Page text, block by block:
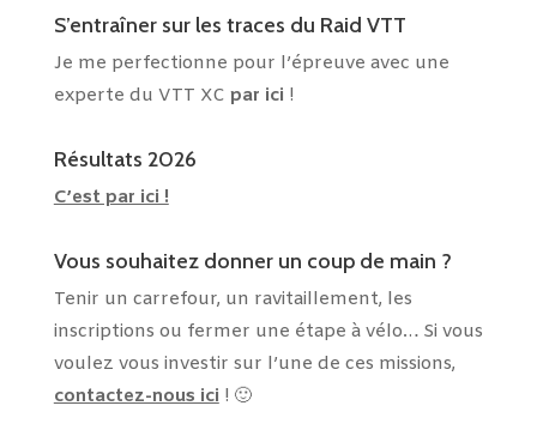
S’entraîner sur les traces du Raid VTT
Je me perfectionne pour l’épreuve avec une
experte du VTT XC par ici !
Résultats 2026
C’est par ici !
Vous souhaitez donner un coup de main ?
Tenir un carrefour, un ravitaillement, les
inscriptions ou fermer une étape à vélo… Si vous
voulez vous investir sur l’une de ces missions,
contactez-nous ici ! 🙂